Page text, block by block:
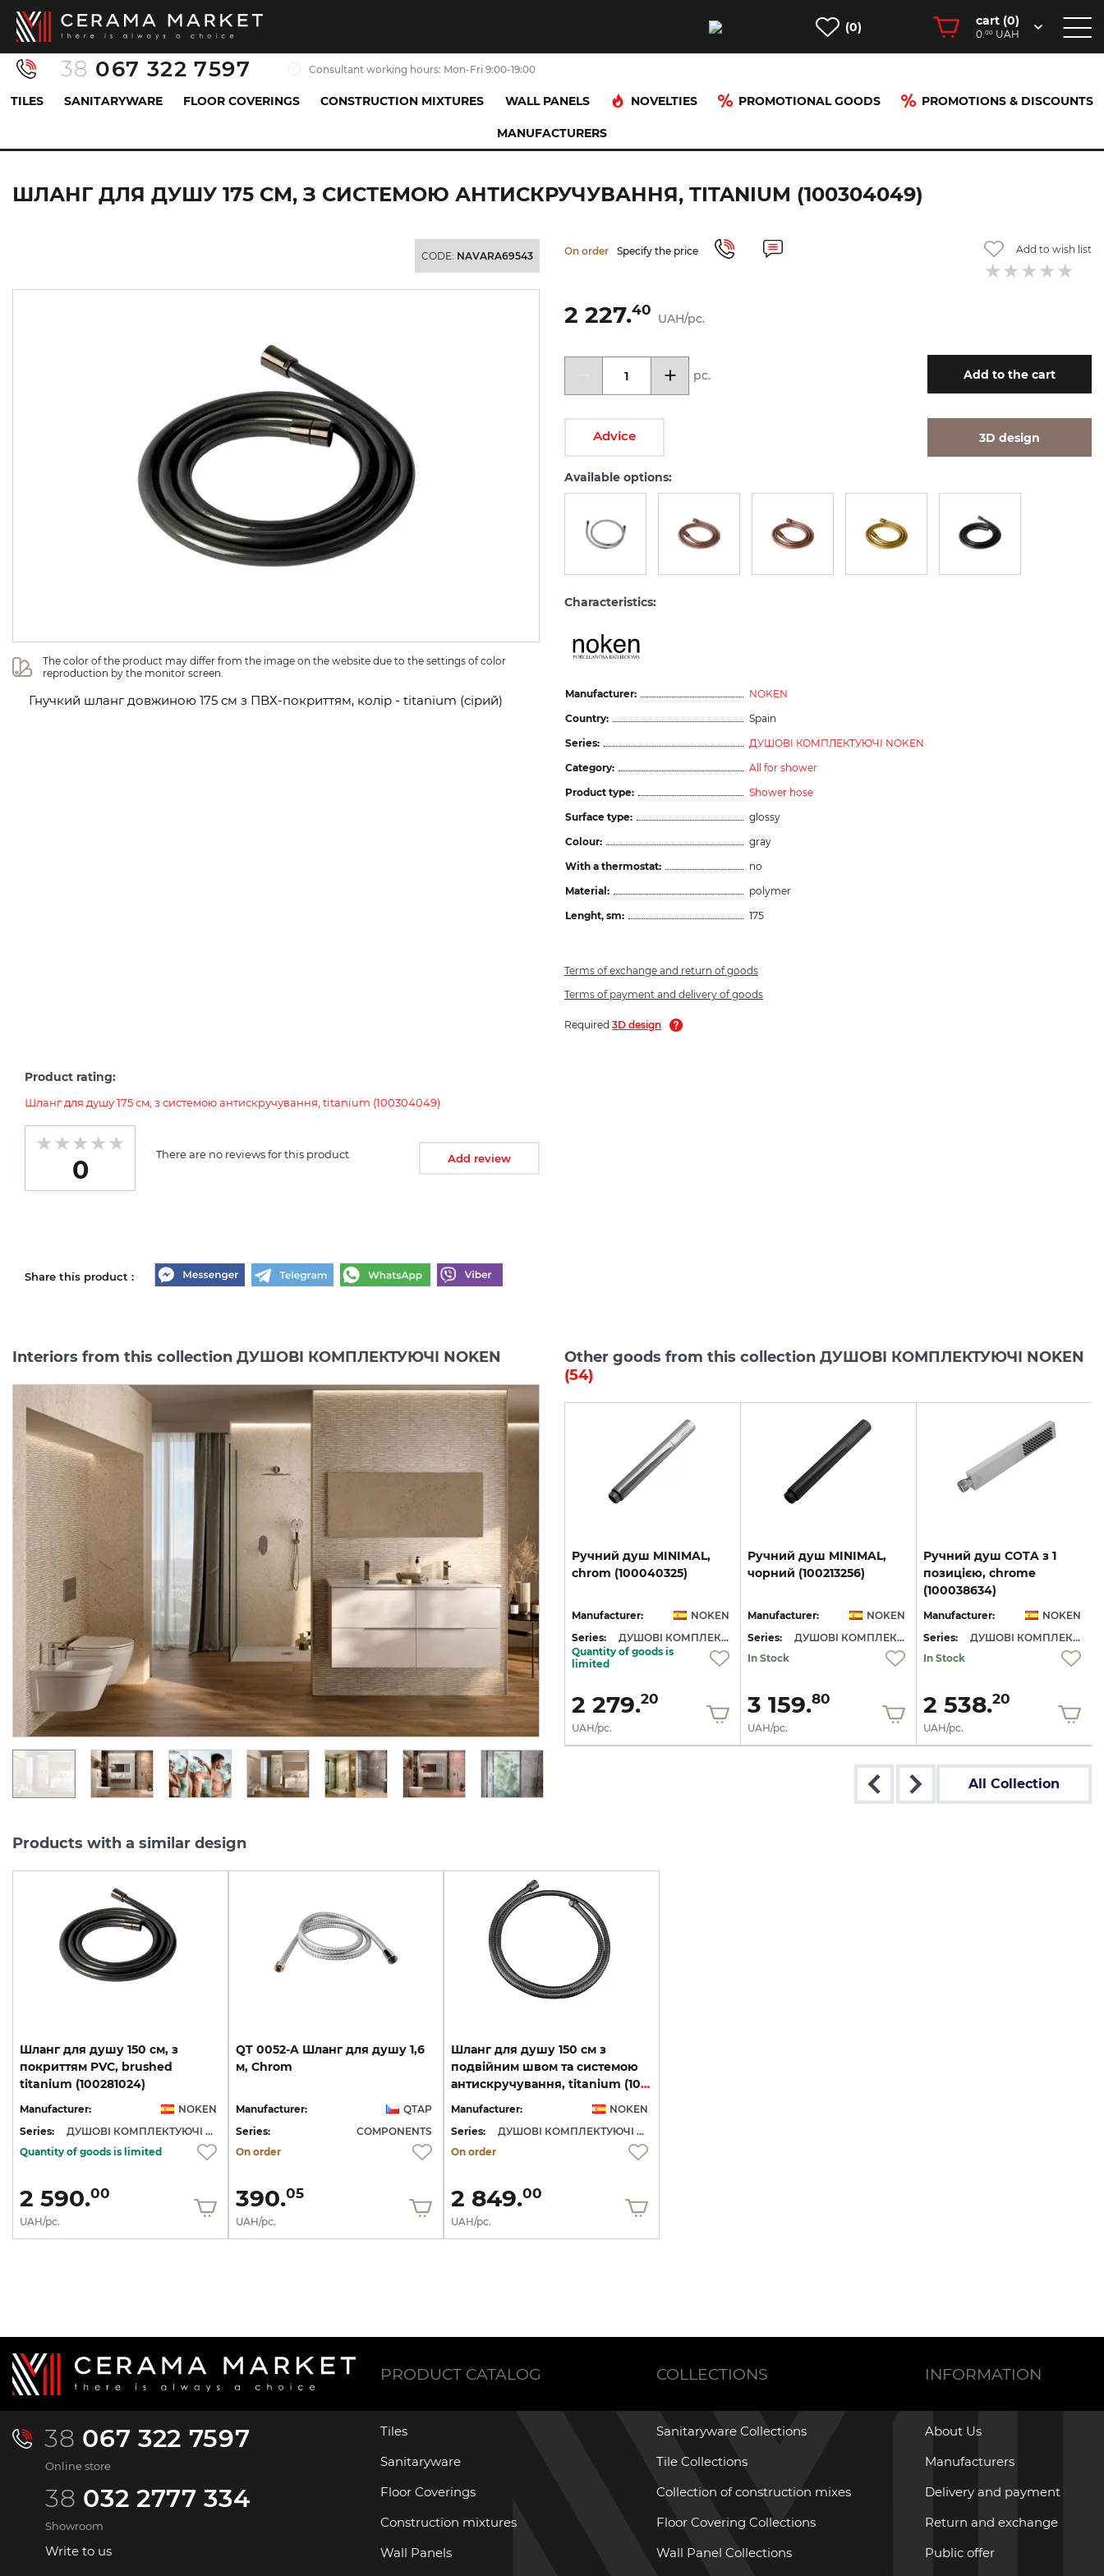
(0) cart (0)
0.00 UAH
38 067 322 7597 Consultant working hours: Mon-Fri 9:00-19:00
TILES SANITARYWARE FLOOR COVERINGS CONSTRUCTION MIXTURES WALL PANELS NOVELTIES PROMOTIONAL GOODS PROMOTIONS & DISCOUNTS
MANUFACTURERS
Шланг для душу 175 см, з системою антискручування, titanium (100304049)
ШЛАНГ ДЛЯ ДУШУ 175 СМ, З СИСТЕМОЮ АНТИСКРУЧУВАННЯ, TITANIUM (100304049)
CODE: NAVARA69543
The color of the product may differ from the image on the website due to the settings of color
reproduction by the monitor screen.
Гнучкий шланг довжиною 175 см з ПВХ-покриттям, колір - titanium (сірий)
On order Specify the price Add to wish list
2 227.40
UAH/pc.
pc. Add to the cart
Advice 3D design
Available options:
Characteristics:
Manufacturer:
NOKEN
Country:
Spain
Series:
ДУШОВІ КОМПЛЕКТУЮЧІ NOKEN
Category:
All for shower
Product type:
Shower hose
Surface type:
glossy
Colour:
gray
With a thermostat:
no
Material:
polymer
Lenght, sm:
175
Terms of exchange and return of goods
Terms of payment and delivery of goods
Required 3D design
Product rating:
Шланг для душу 175 см, з системою антискручування, titanium (100304049)
0
There are no reviews for this product Add review
Share this product :
Interiors from this collection ДУШОВІ КОМПЛЕКТУЮЧІ NOKEN
Other goods from this collection ДУШОВІ КОМПЛЕКТУЮЧІ NOKEN
(54)
Шланг для душу 125 см, з
системою
антискручування, chrome (100137865)
Manufacturer:
NOKEN
Series:
ДУШОВІ КОМПЛЕКТУЮЧІ NOKEN
On order
1 243. 20
Шланг для душу 150 см з
покриттям PVC, silver
(100137847)
Manufacturer:
Quantity of goods is
limited
1 346.
UAH/pc.
Ручний душ COTA з 1
позицією, чорний
(100213273)
Manufacturer:
NOKEN
Series:
3 574.20
UAH/pc.
Ручний душ MINIMAL,
chrom (100040325)
Manufacturer:
NOKEN
Series:
ДУШОВІ КОМПЛЕКТУЮЧІ NOKEN
Quantity of goods is
limited
2 279.20
UAH/pc.
Ручний душ MINIMAL,
чорний (100213256)
Manufacturer:
NOKEN
Series:
ДУШОВІ КОМПЛЕКТУЮЧІ NOKEN
In Stock
3 159.80
UAH/pc.
Ручний душ COTA з 1
позицією, chrome
(100038634)
Manufacturer:
NOKEN
Series:
ДУШОВІ КОМПЛЕКТУЮЧІ NOKEN
In Stock
2 538.20
UAH/pc.
All Collection
Products with a similar design
Шланг для душу 150 см, з
покриттям PVC, brushed
titanium (100281024)
Manufacturer:
NOKEN
Series:
ДУШОВІ КОМПЛЕКТУЮЧІ NOKEN
Quantity of goods is limited
2 590.00
UAH/pc.
QT 0052-A Шланг для душу 1,6
м, Chrom
Manufacturer:
QTAP
Series:
COMPONENTS
On order
390.05
UAH/pc.
Шланг для душу 150 см з
подвійним швом та системою
антискручування, titanium (100179909)
Manufacturer:
NOKEN
Series:
ДУШОВІ КОМПЛЕКТУЮЧІ NOKEN
On order
2 849.00
UAH/pc.
38 067 322 7597
Online store
38 032 2777 334
Showroom
Write to us
PRODUCT CATALOG
Tiles
Sanitaryware
Floor Coverings
Construction mixtures
Wall Panels
COLLECTIONS
Sanitaryware Collections
Tile Collections
Collection of construction mixes
Floor Covering Collections
Wall Panel Collections
INFORMATION
About Us
Manufacturers
Delivery and payment
Return and exchange
Public offer